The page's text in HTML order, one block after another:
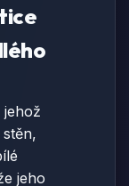
jehož
jeho